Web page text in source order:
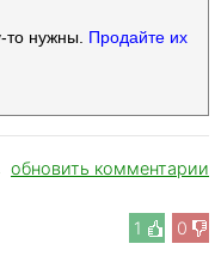
нужны. Продайте их
обновить комментарии
1 0